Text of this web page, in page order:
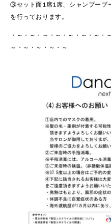
③セット面1席1席、シャンプーブ
を行っております。
・～・～・～・～・～・～・～・
～・～・～・～・～